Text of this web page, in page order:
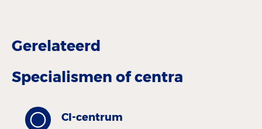
Gerelateerd
Specialismen of centra
CI-centrum